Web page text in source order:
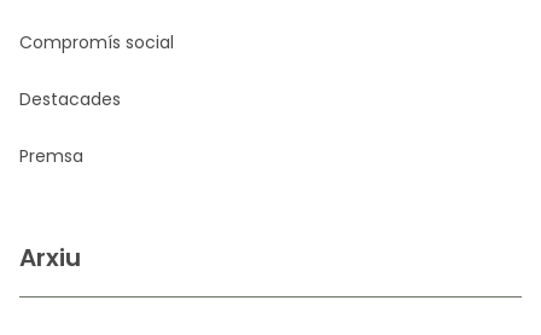
Compromís social
Destacades
Premsa
Arxiu